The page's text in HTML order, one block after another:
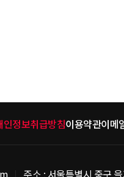
인정보취급방침이용약관이메
주소 : 서울특별시 중구